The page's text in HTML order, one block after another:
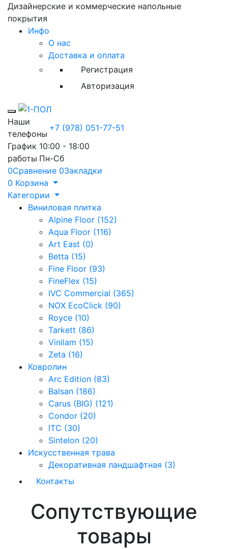
Дизайнерские и коммерческие напольные
покрытия
Инфо
О нас
Доставка и оплата
Регистрация
Авторизация
Toggle mobile menu
Наши
телефоны
+7 (978) 051-77-51
График
работы
10:00 - 18:00
Пн-Сб
0Сравнение 0Закладки
0 Корзина
Категории
Виниловая плитка
Alpine Floor (152)
Aqua Floor (116)
Art East (0)
Betta (15)
Fine Floor (93)
FineFlex (15)
IVC Commercial (365)
NOX EcoClick (90)
Royce (10)
Tarkett (86)
Vinilam (15)
Zeta (16)
Ковролин
Arc Edition (83)
Balsan (186)
Carus (BIG) (121)
Condor (20)
ITC (30)
Sintelon (20)
Искусственная трава
Декоративная ландшафтная (3)
Контакты
Сопутствующие
товары